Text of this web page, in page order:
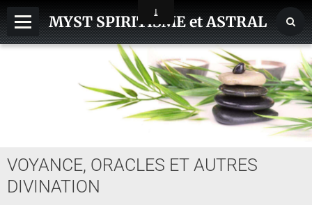
MYST SPIRITISME et ASTRAL
ASTRAL, SPHERES, TERRE
REINCARNATION
VOYANCE, ORACLES ET AUTRES
DIVINATION